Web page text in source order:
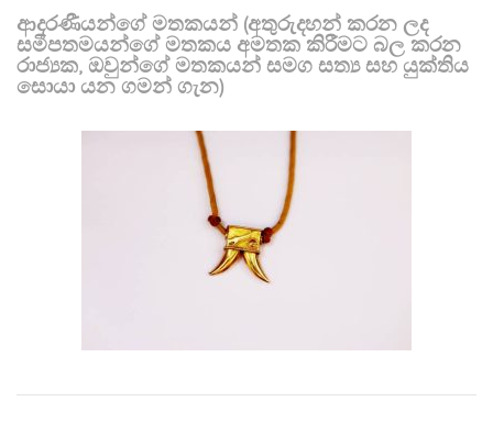
ආදරණීයන්ගේ මතකයන් (අතුරුදහන් කරන ලද
සමීපතමයන්ගේ මතකය අමතක කිරීමට බල කරන
රාජ්‍යක, ඔවුන්ගේ මතකයන් සමග සත්‍ය සහ යුක්තිය
සොයා යන ගමන් ගැන)